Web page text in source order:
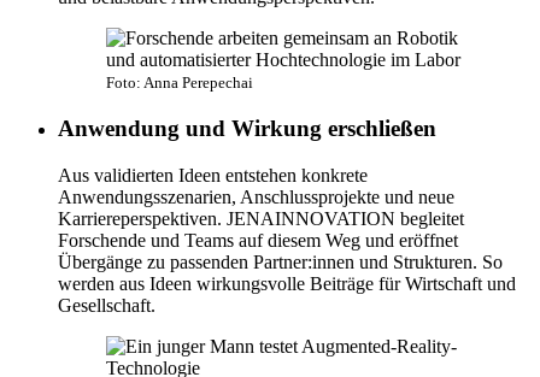
Foto: Anna Perepechai
Anwendung und Wirkung erschließen
Aus validierten Ideen entstehen konkrete
Anwendungsszenarien, Anschlussprojekte und neue
Karriereperspektiven. JENAINNOVATION begleitet
Forschende und Teams auf diesem Weg und eröffnet
Übergänge zu passenden Partner:innen und Strukturen. So
werden aus Ideen wirkungsvolle Beiträge für Wirtschaft und
Gesellschaft.